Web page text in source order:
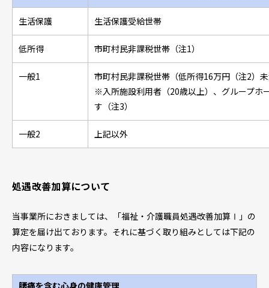
生活保護 生活保護受給世帯
低所得 市町村民非課税世帯（注1）
一般1
市町村民非課税世帯（低所得16万円（注2）
※入所施設利用者（20歳以上）、グループホ
す（注3）
一般2 上記以外
処遇改善加算について
当事業所におきましては、「福祉・介護職員処遇改善加算Ⅰ」の
算定を届け出ております。それに基づく取り組みとしては下記の
内容になります。
腰痛を含む心身の健康管理